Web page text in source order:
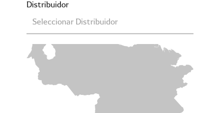
Distribuidor